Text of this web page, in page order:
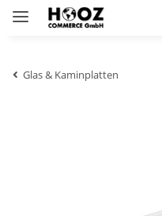
Glas & Kaminplatten